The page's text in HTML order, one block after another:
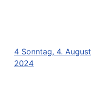
4 Sonntag, 4. August
2024